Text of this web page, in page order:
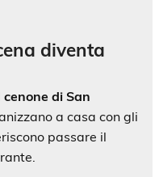
diventa
cenone di San
a casa con gli
passare il